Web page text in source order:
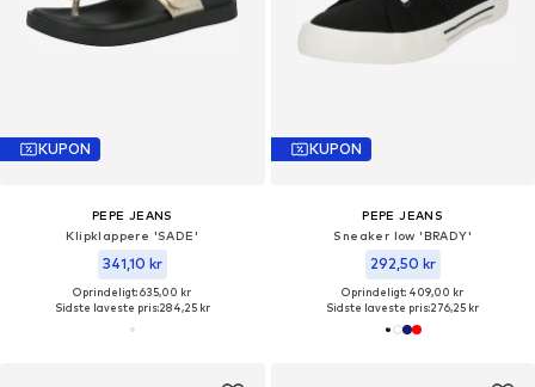
KUPON
PEPE JEANS
Klipklappere 'SADE'
341,10 kr
Oprindeligt: 635,00 kr
Sidste laveste pris:284,25 kr
KUPON
PEPE JEANS
Sneaker low 'BRADY'
292,50 kr
Oprindeligt: 409,00 kr
Sidste laveste pris:276,25 kr